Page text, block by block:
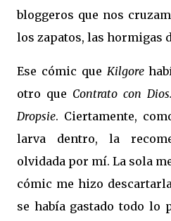
bloggeros que nos
los zapatos, las hormigas
Ese cómic que Kilgore
otro que Contrato con
Dropsie. Ciertamente,
larva dentro, la
olvidada por mí. La sola
cómic me hizo
se había gastado todo lo